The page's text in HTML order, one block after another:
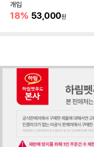
개입
18% 53,000원